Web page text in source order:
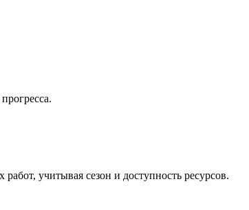
учитывая сезон и доступность ресурсов.